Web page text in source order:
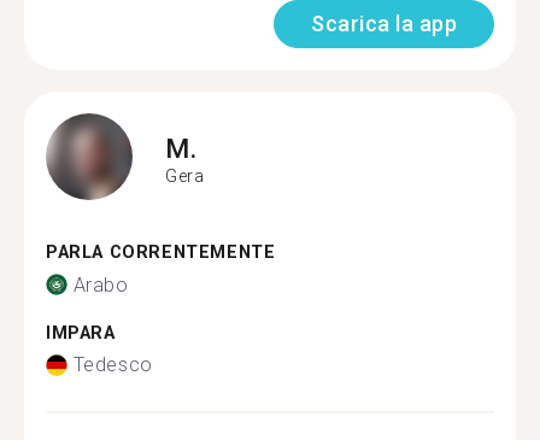
Scarica la app
M.
Gera
PARLA CORRENTEMENTE
Arabo
IMPARA
Tedesco